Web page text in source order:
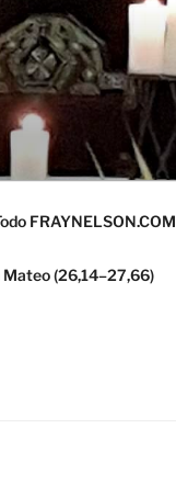
FRAYNELSON.COM
(26,14–27,66)